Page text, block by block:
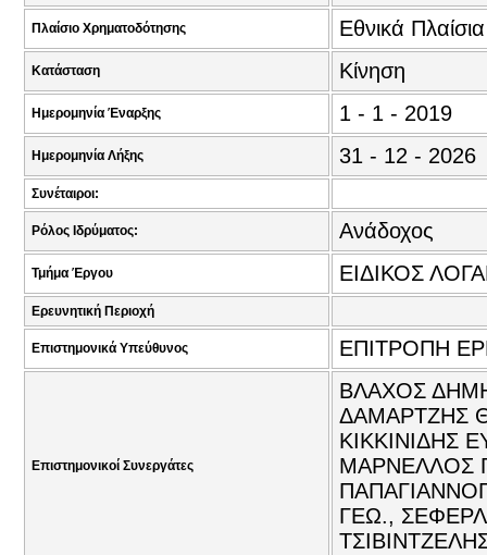
Πλαίσιο Χρηματοδότησης Εθνικά
Κατάσταση Κίνηση
Ημερομηνία Έναρξης 1 - 1 - 2019
Ημερομηνία Λήξης 31 - 12 - 2026
Συνέταιροι:
Ρόλος Ιδρύματος: Ανάδοχος
Τμήμα Έργου ΕΙΔΙΚΟΣ
Ερευνητική Περιοχή
Επιστημονικά Υπεύθυνος ΕΠΙΤΡΟΠΗ
Επιστημονικοί Συνεργάτες
ΒΛΑΧΟΣ
ΔΑΜΑΡΤΖΗΣ
ΚΙΚΚΙΝΙΔΗΣ
ΜΑΡΝΕΛΛΟΣ
ΓΕΩ.,